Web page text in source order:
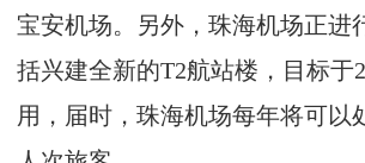
宝安机场。另外，珠海机场正进
括兴建全新的T2航站楼，目标于
用，届时，珠海机场每年将可以